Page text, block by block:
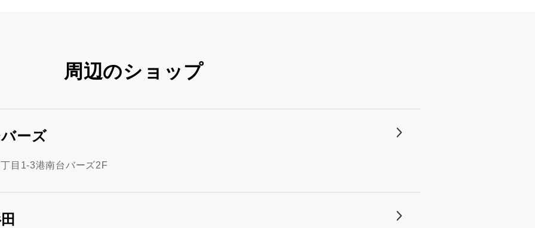
周辺のショップ
ーズ
目1-3港南台バーズ2F